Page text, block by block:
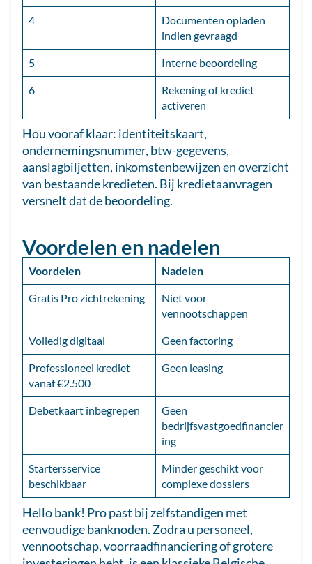
4
Documenten opladen
indien gevraagd
5 Interne beoordeling
6
Rekening of krediet
activeren
Hou vooraf klaar: identiteitskaart,
ondernemingsnummer, btw-gegevens,
aanslagbiljetten, inkomstenbewijzen en overzicht
van bestaande kredieten. Bij kredietaanvragen
versnelt dat de beoordeling.
Voordelen en nadelen
Voordelen Nadelen
Gratis Pro zichtrekening
Niet voor
vennootschappen
Volledig digitaal Geen factoring
Professioneel krediet
vanaf €2.500
Geen leasing
Debetkaart inbegrepen
Geen
bedrijfsvastgoedfinancier
ing
Startersservice
beschikbaar
Minder geschikt voor
complexe dossiers
Hello bank! Pro past bij zelfstandigen met
eenvoudige banknoden. Zodra u personeel,
vennootschap, voorraadfinanciering of grotere